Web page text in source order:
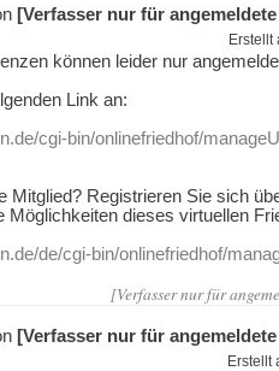
[Verfasser nur für
Erstellt
können leider nur
Link an:
cgi-bin/onlinefriedhof/
Mitglied? Registrieren Sie sich
Möglichkeiten dieses virtuellen
de/cgi-bin/onlinefriedhof/
[Verfasser nur für
[Verfasser nur für
Erstellt